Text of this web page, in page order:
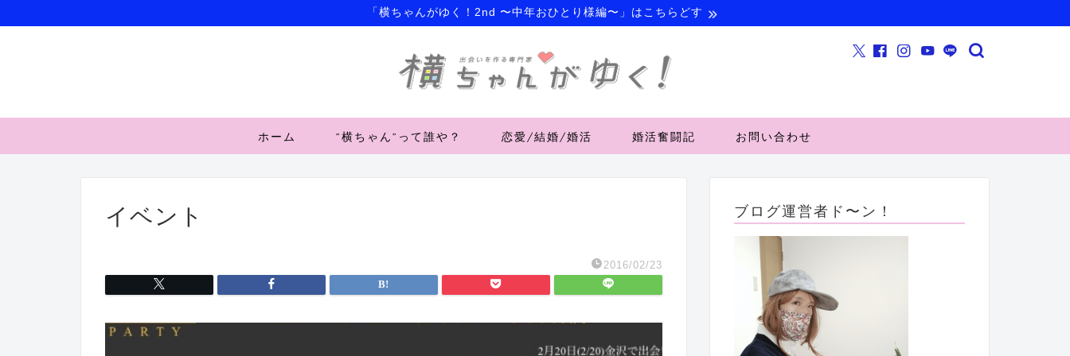
「横ちゃんがゆく！2nd 〜中年おひとり様編〜」はこちらどす
ホーム ”横ちゃん”って誰や？ 恋愛/結婚/婚活 婚活奮闘記 お問い合わせ
イベント
2016/02/23
ブログ運営者ド〜ン！